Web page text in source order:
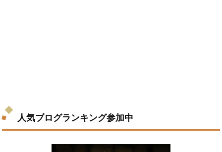
人気ブログランキング参加中